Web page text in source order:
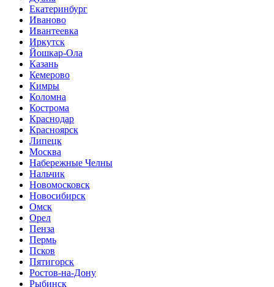
Екатеринбург
Иваново
Ивантеевка
Иркутск
Йошкар-Ола
Казань
Кемерово
Кимры
Коломна
Кострома
Краснодар
Красноярск
Липецк
Москва
Набережные Челны
Нальчик
Новомосковск
Новосибирск
Омск
Орел
Пенза
Пермь
Псков
Пятигорск
Ростов-на-Дону
Рыбинск